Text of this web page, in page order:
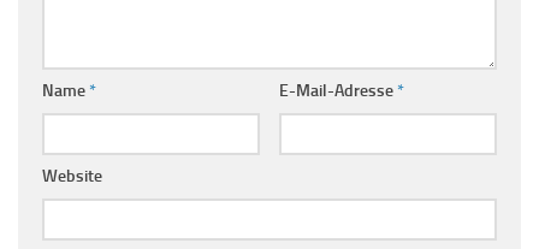
Name* E-Mail-Adresse*
Website